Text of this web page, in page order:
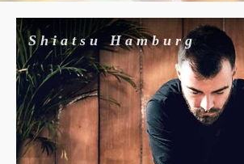
Shiatsu Hamburg